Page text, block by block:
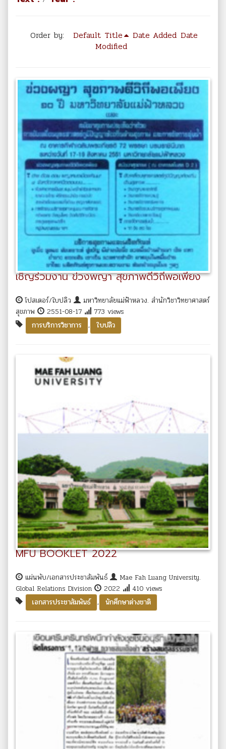
Order by: Default Title Date Added Date
Modified
เชิญร่วมงาน ข่วงพญา สุขภาพดีวิถีพอเพียง
โปสเตอร์/ใบปลิว
มหาวิทยาลัยแม่ฟ้าหลวง. สำนักวิชาวิทยาศาสตร์
สุขภาพ
2551-08-17
773 views
การบริการวิชาการ
, ใบปลิว
MFU BOOKLET 2022
แผ่นพับ/เอกสารประชาสัมพันธ์
Mae Fah Luang University.
Global Relations Division
2022
410 views
เอกสารประชาสัมพันธ์
, นักศึกษาต่างชาติ